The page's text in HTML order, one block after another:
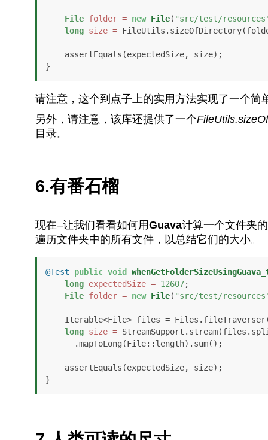
File folder = new File( "src/test/
long size =
}
请注意，这个到点子上的实用方法实现了一个简
另外，请注意，该库还提供了一个
目录。
6.有番石榴
现在–让我们看看如何用Guava计算一个文件夹
遍历文件夹中的所有文件，以总结它们的大小。
@Test public void
long expectedSize = 12607;
File folder = new File( "src/test/
long size =
}